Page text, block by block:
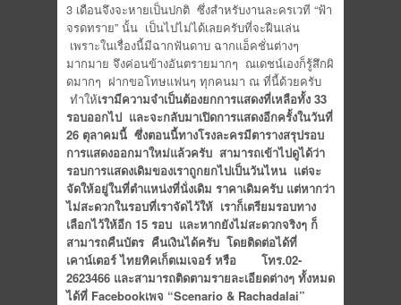
3 เดือนจึงจะหายเป็นปกติ ซึ่งสำหรับงานละครเวที “ฟ้า
จรดทราย” นั้น เป็นไปไม่ได้เลยครับที่จะฝืนเล่น
เพราะในเรื่องนี้มีฉากฟันดาบ ฉากแอ็คชั่นต่างๆ
มากมาย จึงค่อนข้างอันตรายมากๆ ณเดชน์เองก็รู้สึกผิ
ดมากๆ ฝากขอโทษแฟนๆ ทุกคนมา ณ ที่นี้ด้วยครับ
ทำให้เรามีความจำเป็นต้องยกการแสดงที่เหลือทั้ง 33
รอบออกไป และจะกลับมาเปิดการแสดงอีกครั้งในวันที่
26 ตุลาคมนี้ ซึ่งตอนนี้ทางโรงละครมีตารางสรุปรอบ
การแสดงออกมาใหม่แล้วครับ สามารถเข้าไปดูได้ว่า
รอบการแสดงเดิมของเราถูกยกไปเป็นวันไหน แต่จะ
จัดให้อยู่ในที่ตำแหน่งที่นั่งเดิม ราคาเดิมครับ แต่หากว่า
ไม่สะดวกในรอบที่เราจัดไว้ให้ เราก็เตรียมรอบทาง
เลือกไว้ให้อีก 15 รอบ และหากยังไม่สะดวกจริงๆ ก็
สามารถคืนบัตร คืนเงินได้ครับ โดยติดต่อได้ที่
เคาน์เตอร์ ไทยทิคเก็ตเมเจอร์ หรือ โทร.02-
2623466 และสามารถติดตามรายละเอียดต่างๆ ทั้งหมด
ได้ที่ Facebookเพจ “Scenario & Rachadalai”